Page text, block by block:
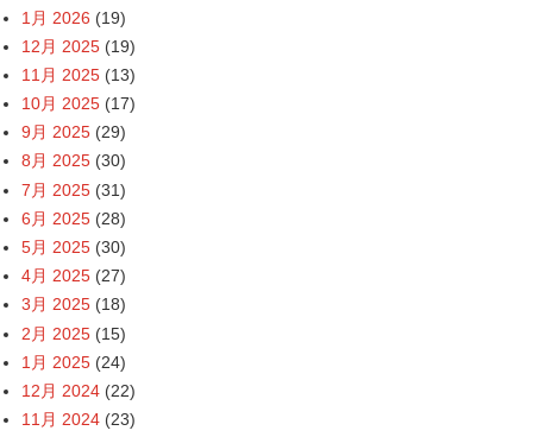
1月 2026 (19)
12月 2025 (19)
11月 2025 (13)
10月 2025 (17)
9月 2025 (29)
8月 2025 (30)
7月 2025 (31)
6月 2025 (28)
5月 2025 (30)
4月 2025 (27)
3月 2025 (18)
2月 2025 (15)
1月 2025 (24)
12月 2024 (22)
11月 2024 (23)